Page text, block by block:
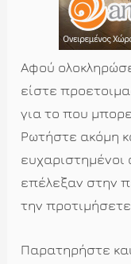
Αφού
είστε
για το που
Ρωτήστε ακόμη
επέλεξαν στην
την
Παρατηρήστε